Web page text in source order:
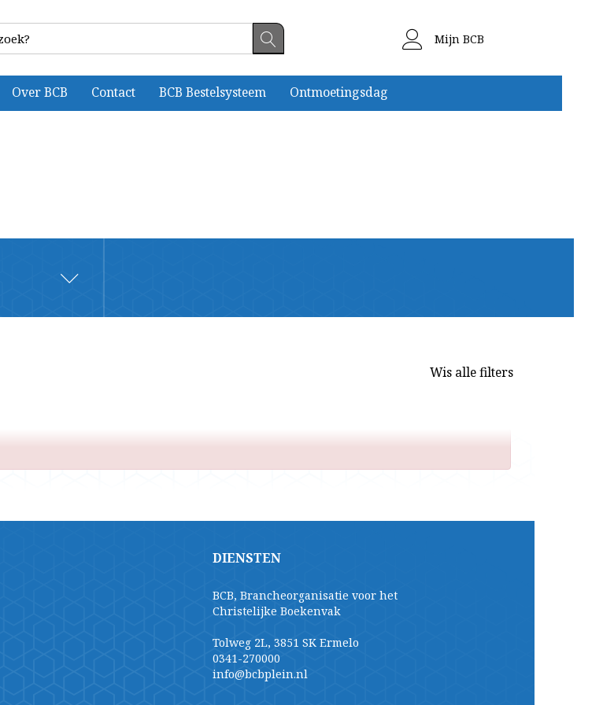
Mijn BCB
Over BCB Contact BCB Bestelsysteem Ontmoetingsdag
Wis alle filters
DIENSTEN
BCB, Brancheorganisatie voor het
Christelijke Boekenvak
Tolweg 2L, 3851 SK Ermelo
0341-270000
info@bcbplein.nl